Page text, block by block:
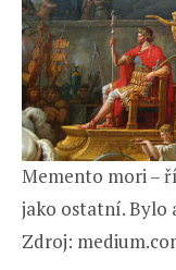
Memento mori –
jako ostatní. Bylo
Zdroj: